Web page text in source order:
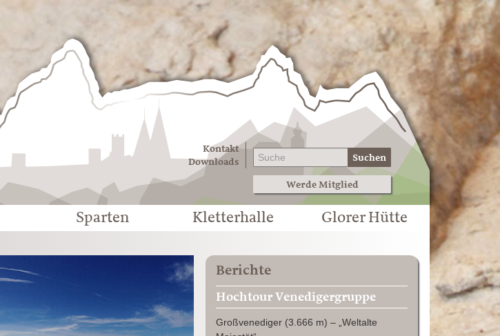
Kontakt
Downloads
Suchen
Werde Mitglied
Sparten Kletterhalle Glorer Hütte
Berichte
Hochtour Venedigergruppe
Großvenediger (3.666 m) – „Weltalte